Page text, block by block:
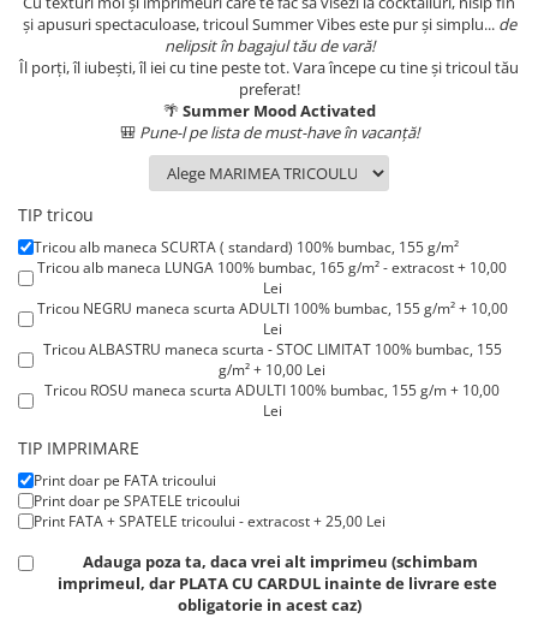
Lenjerii de pat pentru copii
Cadouri Cuplu
Fashion
Pijamale de CRACIUN
Pijamale de dama
Halate si capoate
Pijamale
WINTER Collection
Halate si pijamale Family
Incaltaminte
Seturi elegante femei
Umbrele
Pijamale BIG SIZE femei
Cadouri ocazii speciale
Tricouri de craciun
Tricouri de cuplu Valentine's Day
Valentine's Day
și apusuri spectaculoase, tricoul Summer Vibes este pur și simplu... de
nelipsit în bagajul tău de vară!
Îl porți, îl iubești, îl iei cu tine peste tot. Vara începe cu tine și tricoul tău
preferat!
🌴 Summer Mood Activated
🎒 Pune-l pe lista de must-have în vacanță!
TIP tricou
Tricou alb maneca SCURTA ( standard) 100% bumbac, 155 g/m²
Tricou alb maneca LUNGA 100% bumbac, 165 g/m² - extracost + 10,00
Lei
Tricou NEGRU maneca scurta ADULTI 100% bumbac, 155 g/m² + 10,00
Lei
Tricou ALBASTRU maneca scurta - STOC LIMITAT 100% bumbac, 155
g/m² + 10,00 Lei
Tricou ROSU maneca scurta ADULTI 100% bumbac, 155 g/m + 10,00
Lei
TIP IMPRIMARE
Print doar pe FATA tricoului
Print doar pe SPATELE tricoului
Print FATA + SPATELE tricoului - extracost + 25,00 Lei
Adauga poza ta, daca vrei alt imprimeu (schimbam
imprimeul, dar PLATA CU CARDUL inainte de livrare este
obligatorie in acest caz)